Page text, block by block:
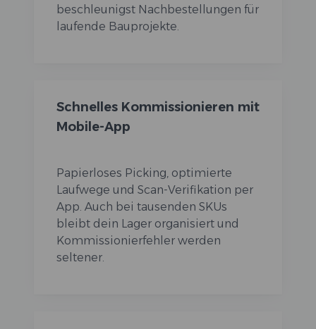
beschleunigst Nachbestellungen für
laufende Bauprojekte.
Schnelles Kommissionieren mit
Mobile-App
Papierloses Picking, optimierte
Laufwege und Scan-Verifikation per
App. Auch bei tausenden SKUs
bleibt dein Lager organisiert und
Kommissionierfehler werden
seltener.